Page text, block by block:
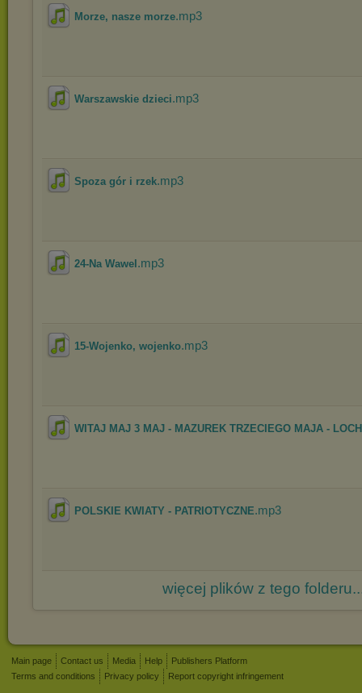
Morze, nasze morze.mp3
Warszawskie dzieci.mp3
Spoza gór i rzek.mp3
24-Na Wawel .mp3
15-Wojenko, wojenko.mp3
WITAJ MAJ 3 MAJ - MAZUREK TRZECIEGO MAJA -
POLSKIE KWIATY - PATRIOTYCZNE.mp3
więcej plików z tego
Main page Contact us Media Help
Publishers Platform
Terms and conditions
Privacy policy Report copyright infringement